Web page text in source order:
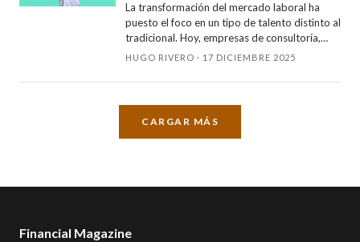
La transformación del mercado laboral ha
puesto el foco en un tipo de talento distinto al
tradicional. Hoy, empresas de consultoría,
auditoría y banca buscan profesionales
HUGO RIVERO · 17 DICIEMBRE 2025
CARGAR MÁS
Financial Magazine